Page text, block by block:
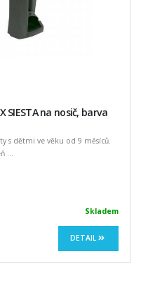
SIESTA na nosič, barva
s dětmi ve věku od 9 měsíců.
...
Skladem
DETAIL